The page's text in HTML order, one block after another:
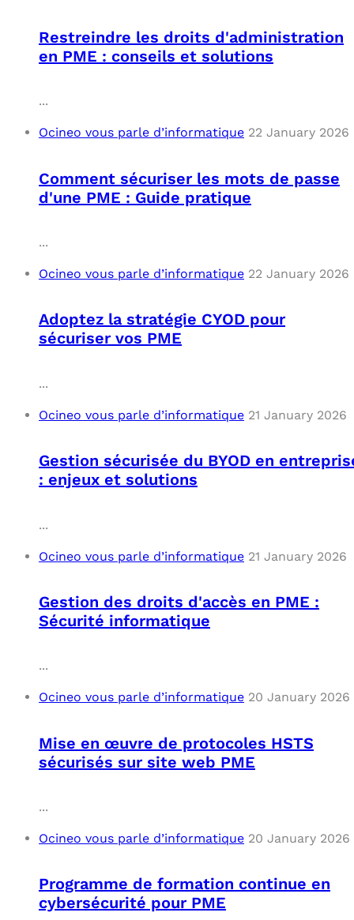
Restreindre les droits d'administration
en PME : conseils et solutions
...
Ocineo vous parle d’informatique 22 January 2026
Comment sécuriser les mots de passe
d'une PME : Guide pratique
...
Ocineo vous parle d’informatique 22 January 2026
Adoptez la stratégie CYOD pour
sécuriser vos PME
...
Ocineo vous parle d’informatique 21 January 2026
Gestion sécurisée du BYOD en
: enjeux et solutions
...
Ocineo vous parle d’informatique 21 January 2026
Gestion des droits d'accès en PME :
Sécurité informatique
...
Ocineo vous parle d’informatique 20 January 2026
Mise en œuvre de protocoles HSTS
sécurisés sur site web PME
...
Ocineo vous parle d’informatique 20 January 2026
Programme de formation continue en
cybersécurité pour PME